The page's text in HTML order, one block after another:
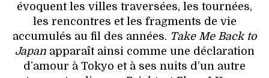
évoquent les villes traversées, les tournées,
les rencontres et les fragments de vie
accumulés au fil des années. Take Me Back to
Japanapparaît ainsi comme une déclaration
d’amour à Tokyo et à ses nuits d’un autre